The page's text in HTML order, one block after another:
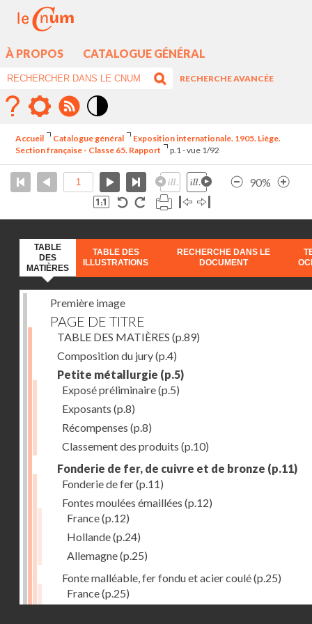
À PROPOS CATALOGUE GÉNÉRAL
RECHERCHE AVANCÉE
élévé
Accueil Catalogue général
Exposition internationale. 1905. Liège.
Section française - Classe 65. Rapport
p.1 - vue 1/92
90%
TABLE
DES
MATIÈRES
TABLE DES
ILLUSTRATIONS
RECHERCHE DANS LE
DOCUMENT
Première image
PAGE DE TITRE
TABLE DES MATIÈRES (p.89)
Composition du jury(p.4)
Petite métallurgie (p.5)
Exposé préliminaire(p.5)
Exposants (p.8)
Récompenses (p.8)
Classement des produits (p.10)
Fonderie de fer, de cuivre et de bronze (p.11)
Fonderie de fer(p.11)
Fontes moulées émaillées (p.12)
France(p.12)
Hollande(p.24)
Allemagne(p.25)
Fonte malléable, fer fondu et acier coulé(p.25)
France(p.25)